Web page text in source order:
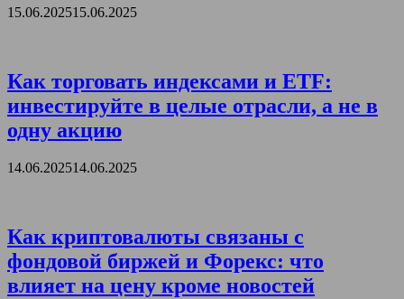
15.06.202515.06.2025
Как торговать индексами и ETF:
инвестируйте в целые отрасли, а не в
одну акцию
14.06.202514.06.2025
Как криптовалюты связаны с
фондовой биржей и Форекс: что
влияет на цену кроме новостей